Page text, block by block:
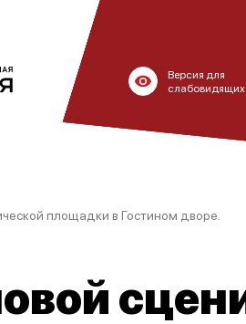
Версия для
слабовидящих
площадки в Гостином дворе.